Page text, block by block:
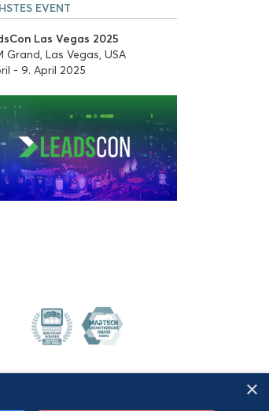
EVENT
Las Vegas 2025
Grand, Las Vegas, USA
- 9. April 2025
×